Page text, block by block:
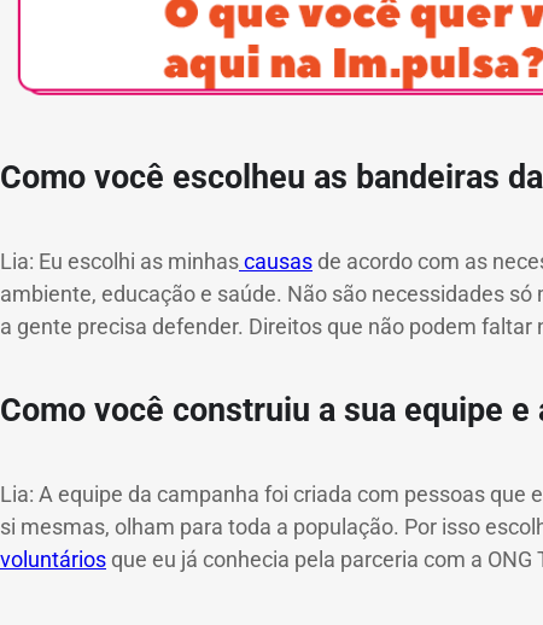
Como você escolheu as bandeiras
Lia: Eu escolhi as minhascausas de acordo com as
ambiente, educação e saúde. Não são necessidades
a gente precisa defender. Direitos que não podem faltar
Como você construiu a sua equipe e
Lia: A equipe da campanha foi criada com pessoas
si mesmas, olham para toda a população. Por isso
voluntários que eu já conhecia pela parceria com a